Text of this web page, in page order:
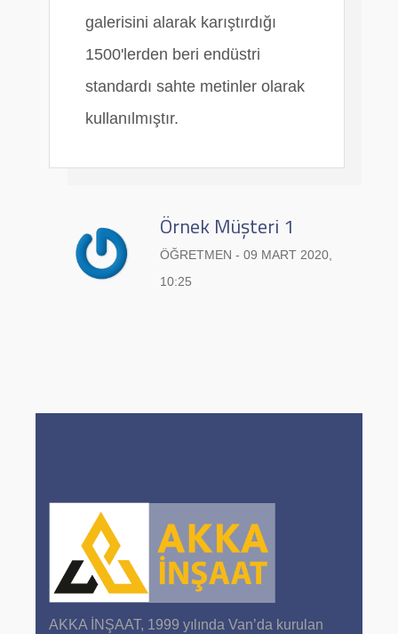
galerisini alarak karıştırdığı
1500'lerden beri endüstri
standardı sahte metinler olarak
kullanılmıştır.
Örnek Müşteri 1
ÖĞRETMEN - 09 MART 2020,
10:25
AKKA İNŞAAT, 1999 yılında Van’da kurulan